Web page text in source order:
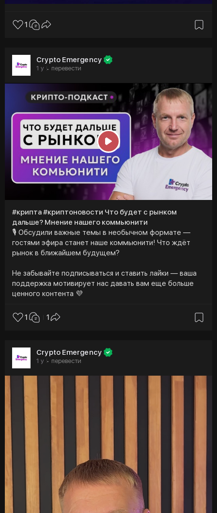
1
Crypto Emergency
1 y · перевести
P
a
y
#крипта #криптоновости Что будет с рынком
дальше? Мнение нашего коммьюнити
🎙 Обсудили важные темы в необычном формате —
гостями эфира станет наше коммьюнити! Что ждёт
рынок в ближайшем будущем?
Не забывайте подписываться и ставить лайки — ваша
поддержка мотивирует нас давать вам еще больше
ценного контента 💜
1 1
Crypto Emergency
1 y · перевести